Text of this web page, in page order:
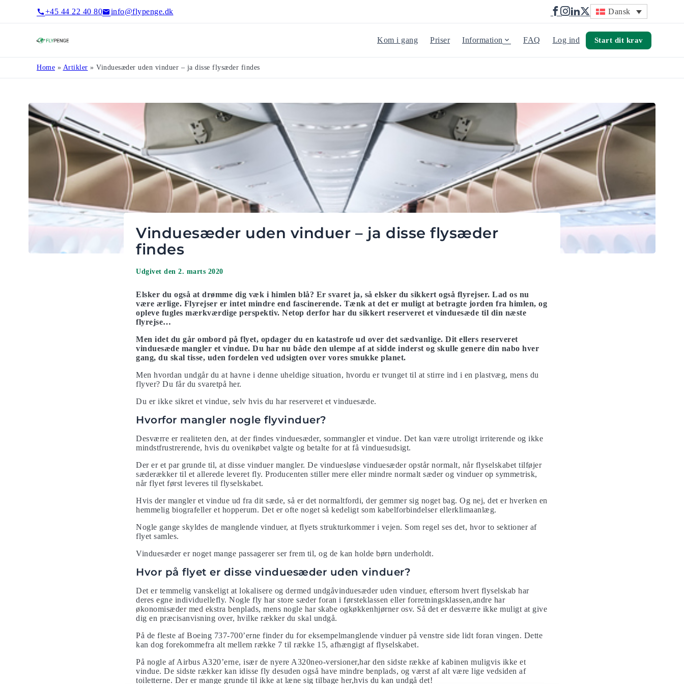
+45 44 22 40 80 info@flypenge.dk Dansk
Kom i gang Priser Information FAQ Log ind Start dit krav
Home » Artikler » Vinduesæder uden vinduer – ja disse flysæder findes
Vinduesæder uden vinduer – ja disse flysæder
findes
Udgivet den 2. marts 2020
Elsker du også at drømme dig væk i himlen blå? Er svaret ja, så elsker du sikkert også flyrejser. Lad os nu
være ærlige. Flyrejser er intet mindre end fascinerende. Tænk at det er muligt at betragte jorden fra himlen, og
opleve fugles mærkværdige perspektiv. Netop derfor har du sikkert reserveret et vinduesæde til din næste
flyrejse…
Men idet du går ombord på flyet, opdager du en katastrofe ud over det sædvanlige. Dit ellers reserveret
vinduesæde mangler et vindue. Du har nu både den ulempe af at sidde inderst og skulle genere din nabo hver
gang, du skal tisse, uden fordelen ved udsigten over vores smukke planet.
Men hvordan undgår du at havne i denne uheldige situation, hvordu er tvunget til at stirre ind i en plastvæg, mens du
flyver? Du får du svaretpå her.
Du er ikke sikret et vindue, selv hvis du har reserveret et vinduesæde.
Hvorfor mangler nogle flyvinduer?
Desværre er realiteten den, at der findes vinduesæder, sommangler et vindue. Det kan være utroligt irriterende og ikke
mindstfrustrerende, hvis du ovenikøbet valgte og betalte for at få vinduesudsigt.
Der er et par grunde til, at disse vinduer mangler. De vinduesløse vinduesæder opstår normalt, når flyselskabet tilføjer
sæderækker til et allerede leveret fly. Producenten stiller mere eller mindre normalt sæder og vinduer op symmetrisk,
når flyet først leveres til flyselskabet.
Hvis der mangler et vindue ud fra dit sæde, så er det normaltfordi, der gemmer sig noget bag. Og nej, det er hverken en
hemmelig biografeller et hopperum. Det er ofte noget så kedeligt som kabelforbindelser ellerklimaanlæg.
Nogle gange skyldes de manglende vinduer, at flyets strukturkommer i vejen. Som regel ses det, hvor to sektioner af
flyet samles.
Vinduesæder er noget mange passagerer ser frem til, og de kan holde børn underholdt.
Hvor på flyet er disse vinduesæder uden vinduer?
Det er temmelig vanskeligt at lokalisere og dermed undgåvinduesæder uden vinduer, eftersom hvert flyselskab har
deres egne individuellefly. Nogle fly har store sæder foran i førsteklassen eller forretningsklassen,andre har
økonomisæder med ekstra benplads, mens nogle har skabe ogkøkkenhjørner osv. Så det er desværre ikke muligt at give
dig en præcisanvisning over, hvilke rækker du skal undgå.
På de fleste af Boeing 737-700’erne finder du for eksempelmanglende vinduer på venstre side lidt foran vingen. Dette
kan dog forekommefra alt mellem række 7 til række 15, afhængigt af flyselskabet.
På nogle af Airbus A320’erne, især de nyere A320neo-versioner,har den sidste række af kabinen muligvis ikke et
vindue. De sidste rækker kan idisse fly desuden også have mindre benplads, og værst af alt være lige vedsiden af
toiletterne. Der er mange grunde til ikke at læne sig tilbage her,hvis du kan undgå det!